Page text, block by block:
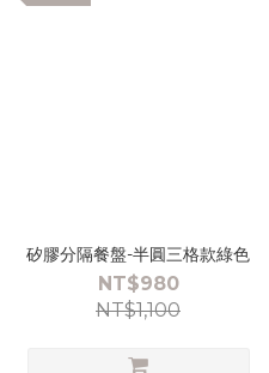
矽膠分隔餐盤-半圓三格款綠色
NT$980
NT$1,100